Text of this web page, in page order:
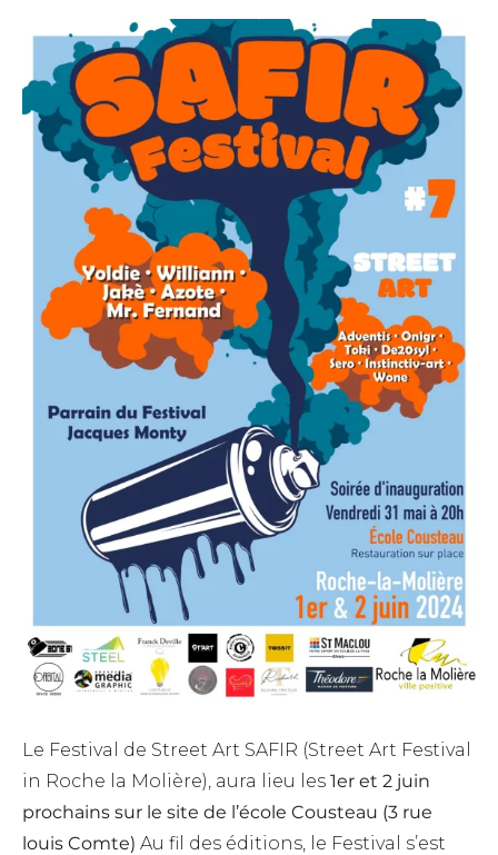
Le Festival de Street Art SAFIR (Street Art Festival
in Roche la Molière), aura lieu les 1er et 2 juin
prochains sur le site de l’école Cousteau (3 rue
louis Comte) Au fil des éditions, le Festival s’est